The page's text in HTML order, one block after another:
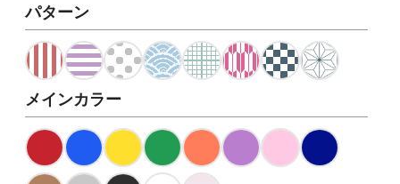
パターン
メインカラー